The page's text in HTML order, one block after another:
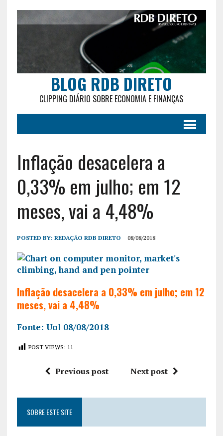
BLOG RDB DIRETO
CLIPPING DIÁRIO SOBRE ECONOMIA E FINANÇAS
Inflação desacelera a
0,33% em julho; em 12
meses, vai a 4,48%
POSTED BY: REDAÇÃO RDB DIRETO 08/08/2018
Inflação desacelera a 0,33% em julho; em 12
meses, vai a 4,48%
Fonte: Uol 08/08/2018
POST VIEWS: 11
Previous post Next post
SOBRE ESTE SITE